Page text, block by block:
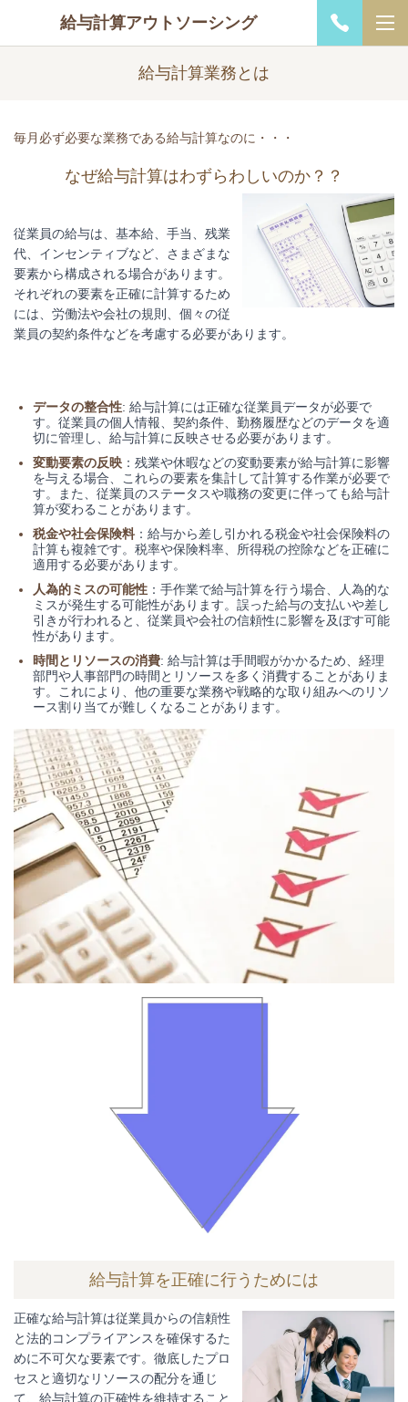
給与計算アウトソーシング
給与計算業務とは
毎月必ず必要な業務である給与計算なのに・・・
なぜ給与計算はわずらわしいのか？？
従業員の給与は、基本給、手当、残業
代、インセンティブなど、さまざまな
要素から構成される場合があります。
それぞれの要素を正確に計算するため
には、労働法や会社の規則、個々の従
業員の契約条件などを考慮する必要があります。
データの整合性: 給与計算には正確な従業員データが必要で
す。従業員の個人情報、契約条件、勤務履歴などのデータを適
切に管理し、給与計算に反映させる必要があります。
変動要素の反映 ：残業や休暇などの変動要素が給与計算に影響
を与える場合、これらの要素を集計して計算する作業が必要で
す。また、従業員のステータスや職務の変更に伴っても給与計
算が変わることがあります。
税金や社会保険料 ：給与から差し引かれる税金や社会保険料の
計算も複雑です。税率や保険料率、所得税の控除などを正確に
適用する必要があります。
人為的ミスの可能性 ： 手作業で給与計算を行う場合、人為的な
ミスが発生する可能性があります。誤った給与の支払いや差し
引きが行われると、従業員や会社の信頼性に影響を及ぼす可能
性があります。
時間とリソースの消費: 給与計算は手間暇がかかるため、経理
部門や人事部門の時間とリソースを多く消費することがありま
す。これにより、他の重要な業務や戦略的な取り組みへのリソ
ース割り当てが難しくなることがあります。
給与計算を正確に行うためには
正確な給与計算は従業員からの信頼性
と法的コンプライアンスを確保するた
めに不可欠な要素です。徹底したプロ
セスと適切なリソースの配分を通じ
て、給与計算の正確性を維持すること